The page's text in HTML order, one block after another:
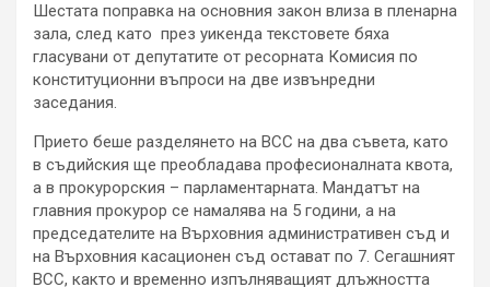
Шестата поправка на основния закон влиза в пленарна
зала, след като през уикенда текстовете бяха
гласувани от депутатите от ресорната Комисия по
конституционни въпроси на две извънредни
заседания.
Прието беше разделянето на ВСС на два съвета, като
в съдийския ще преобладава професионалната квота,
а в прокурорския – парламентарната. Мандатът на
главния прокурор се намалява на 5 години, а на
председателите на Върховния административен съд и
на Върховния касационен съд остават по 7. Сегашният
ВСС, както и временно изпълняващият длъжността